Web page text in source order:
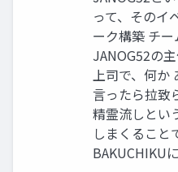
って、そのイ
ーク構築 チ
JANOG52の
上司で、何か
言ったら拉致
精霊流しとい
しまくること
BAKUCHIKU